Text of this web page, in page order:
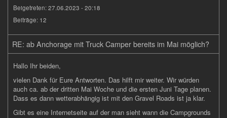
Beigetreten:27.06.2023 - 20:18
Beiträge: 12
RE: ab Anchorage mit Truck Camper bereits im Mai möglich?
Hallo Ihr beiden,
vielen Dank für Eure Antworten. Das hilft mir weiter. Wir würden
auch ca. ab der dritten Mai Woche und die ersten Juni Tage planen.
Dass es dann wetterabhängig ist mit den Gravel Roads ist ja klar.
Gibt es eine Internetseite auf der man sieht wann die Campgrounds